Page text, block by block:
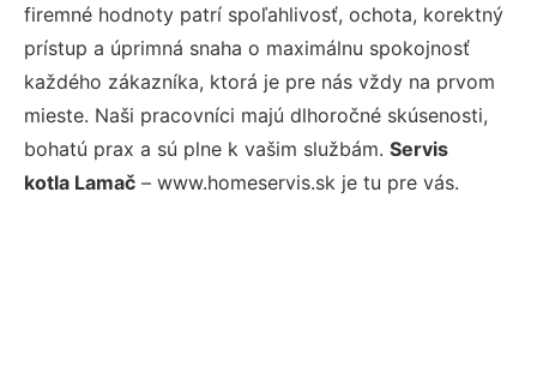
firemné hodnoty patrí spoľahlivosť, ochota, korektný
prístup a úprimná snaha o maximálnu spokojnosť
každého zákazníka, ktorá je pre nás vždy na prvom
mieste. Naši pracovníci majú dlhoročné skúsenosti,
bohatú prax a sú plne k vašim službám. Servis
kotla Lamač – www.homeservis.sk je tu pre vás.